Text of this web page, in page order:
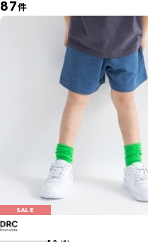
87件
SALE